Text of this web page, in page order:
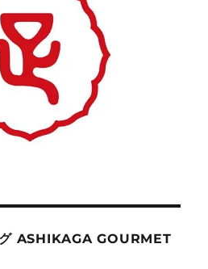
ASHIKAGA GOURMET